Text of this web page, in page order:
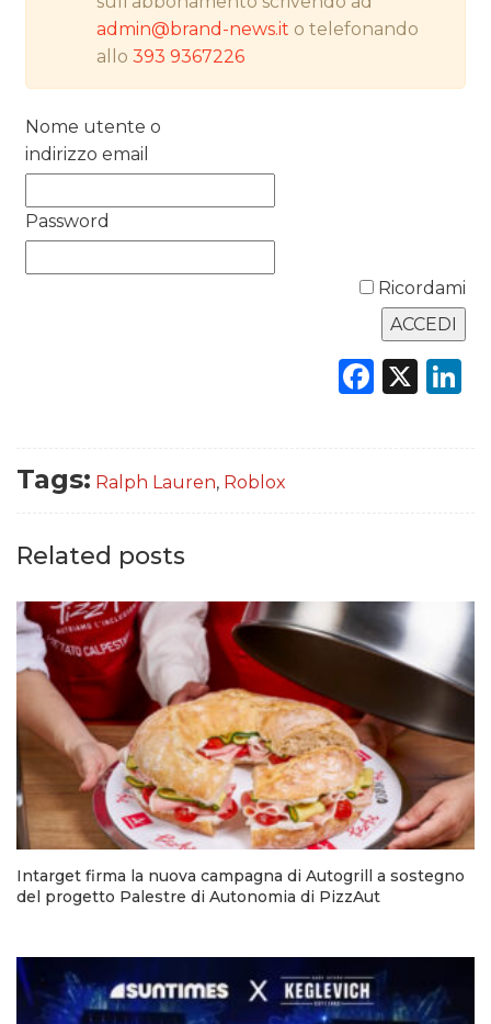
RICERCHE
NORMATIVE
TREND
CASE HISTORY
OPINIONI
admin@brand-news.it o telefonando
allo393 9367226
Nome utente o
indirizzo email
Password
Ricordami
X
Tags: Ralph Lauren, Roblox
Related posts
Intarget firma la nuova campagna di Autogrill a sostegno
del progetto Palestre di Autonomia di PizzAut